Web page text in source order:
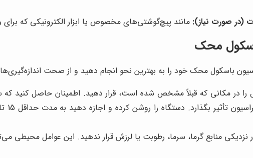
(در صورت نیاز): مانند پیچ‌گوشتی‌های مخصوص یا ابزار الکترونیکی که
محک
باسکول محک خود را به بهترین نحو انجام دهید و از صحت
را در مکانی که قبلاً مشخص شده است، قرار دهید. اطمینان حاصل کنید که
نزدیکی منابع گرما، سرما، رطوبت یا لرزش قرار ندهید. این عوامل محیطی